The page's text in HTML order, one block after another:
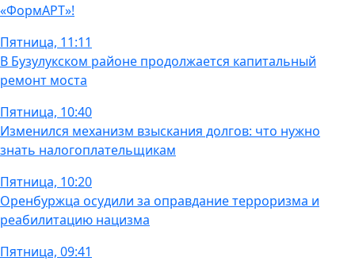
«ФормАРТ»!
Пятница, 11:11
В Бузулукском районе продолжается капитальный
ремонт моста
Пятница, 10:40
Изменился механизм взыскания долгов: что нужно
знать налогоплательщикам
Пятница, 10:20
Оренбуржца осудили за оправдание терроризма и
реабилитацию нацизма
Пятница, 09:41